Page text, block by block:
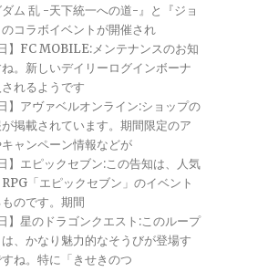
ダム 乱 -天下統一への道-』と『ジョ
コラボイベントが開催され
日】FC MOBILE:メンテナンスのお知
。新しいデイリーログインボーナ
れるようです
日】アヴァベルオンライン:ショップの
掲載されています。期間限定のア
ャンペーン情報などが
日】エピックセブン:この告知は、人気
「エピックセブン」のイベント
のです。期間
日】星のドラゴンクエスト:このループ
、かなり魅力的なそうびが登場す
ね。特に「きせきのつ